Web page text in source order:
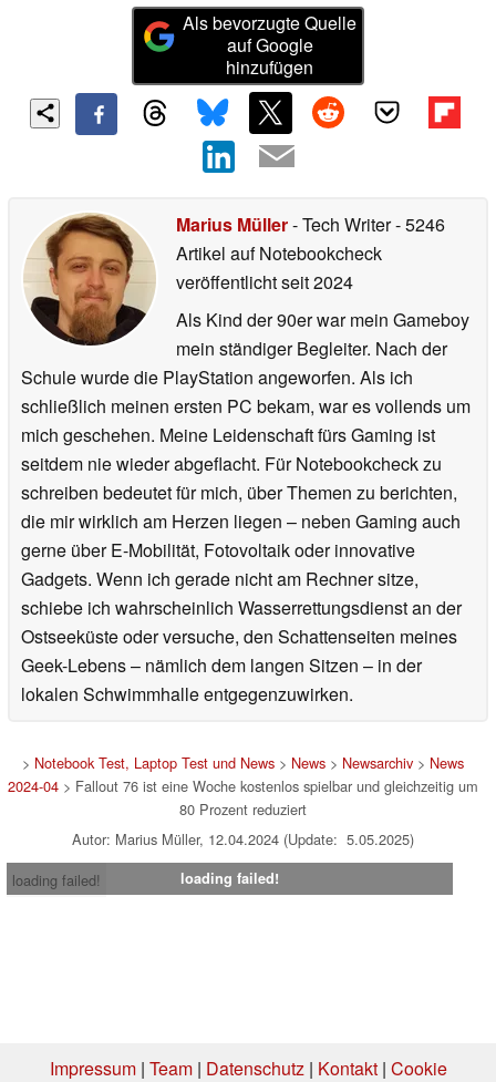
Als bevorzugte Quelle
auf Google
hinzufügen
Marius Müller- Tech Writer- 5246
Artikel auf Notebookcheck
veröffentlichtseit 2024
Als Kind der 90er war mein Gameboy
mein ständiger Begleiter. Nach der
Schule wurde die PlayStation angeworfen. Als ich
schließlich meinen ersten PC bekam, war es vollends um
mich geschehen. Meine Leidenschaft fürs Gaming ist
seitdem nie wieder abgeflacht. Für Notebookcheck zu
schreiben bedeutet für mich, über Themen zu berichten,
die mir wirklich am Herzen liegen – neben Gaming auch
gerne über E-Mobilität, Fotovoltaik oder innovative
Gadgets. Wenn ich gerade nicht am Rechner sitze,
schiebe ich wahrscheinlich Wasserrettungsdienst an der
Ostseeküste oder versuche, den Schattenseiten meines
Geek-Lebens – nämlich dem langen Sitzen – in der
lokalen Schwimmhalle entgegenzuwirken.
> Notebook Test, Laptop Test und News> News> Newsarchiv> News
2024-04> Fallout 76 ist eine Woche kostenlos spielbar und gleichzeitig um
80 Prozent reduziert
Autor: Marius Müller, 12.04.2024 (Update: 5.05.2025)
loading failed!
loading failed!
Impressum| Team| Datenschutz| Kontakt| Cookie